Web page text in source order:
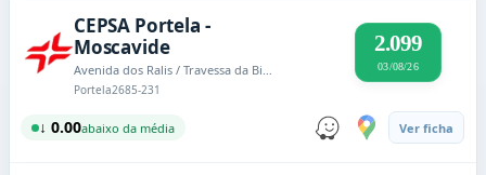
CEPSA Portela -
Moscavide
Avenida dos Ralis / Travessa da Bica
Portela2685-231
2.099
03/08/26
↓ 0.00abaixo da média Ver ficha